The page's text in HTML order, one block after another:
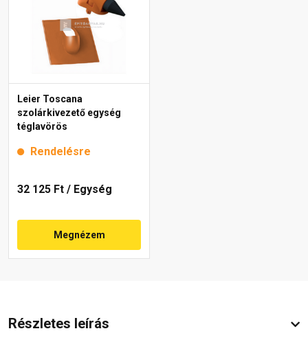
Leier Toscana
szolárkivezető egység
téglavörös
Rendelésre
32 125 Ft / Egység
Megnézem
Részletes leírás